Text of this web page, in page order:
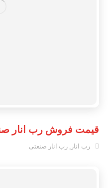
قیمت فروش رب انار
رب انار ,رب انار صنعتی